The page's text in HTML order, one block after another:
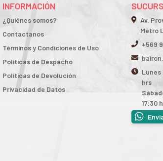
INFORMACIÓN
¿Quiénes somos?
Contactanos
Términos y Condiciones de Uso
Políticas de Despacho
Políticas de Devolución
Privacidad de Datos
Av.
Metro
+569
Lunes
hrs
17:30